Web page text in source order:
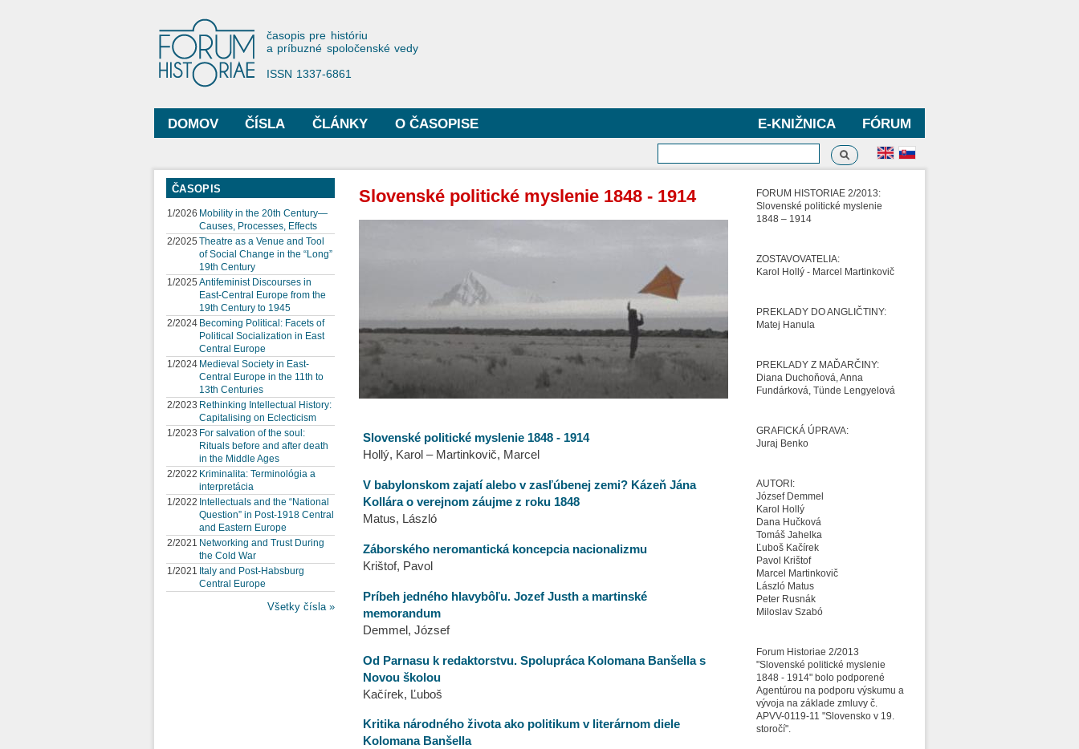
Forum Historiae
časopis pre históriu
a príbuzné spoločenské vedy
ISSN 1337-6861
Hlavné menu
DOMOV ČÍSLA ČLÁNKY FÓRUM
E-KNIŽNICA
O ČASOPISE
Vyhľadávanie
Vyhľadávanie
ČASOPIS
1/2026 Mobility in the 20th Century—
Causes, Processes, Effects
2/2025 Theatre as a Venue and Tool
of Social Change in the “Long”
19th Century
1/2025 Antifeminist Discourses in
East-Central Europe from the
19th Century to 1945
2/2024 Becoming Political: Facets of
Political Socialization in East
Central Europe
1/2024 Medieval Society in East-
Central Europe in the 11th to
13th Centuries
2/2023 Rethinking Intellectual History:
Capitalising on Eclecticism
1/2023 For salvation of the soul:
Rituals before and after death
in the Middle Ages
2/2022 Kriminalita: Terminológia a
interpretácia
1/2022 Intellectuals and the “National
Question” in Post-1918 Central
and Eastern Europe
2/2021 Networking and Trust During
the Cold War
1/2021 Italy and Post-Habsburg
Central Europe
Všetky čísla »
Slovenské politické myslenie 1848 - 1914
Slovenské politické myslenie 1848 - 1914
Hollý, Karol – Martinkovič, Marcel
V babylonskom zajatí alebo v zasľúbenej zemi? Kázeň Jána
Kollára o verejnom záujme z roku 1848
Matus, László
Záborského neromantická koncepcia nacionalizmu
Krištof, Pavol
Príbeh jedného hlavybôľu. Jozef Justh a martinské
memorandum
Demmel, József
Od Parnasu k redaktorstvu. Spolupráca Kolomana Banšella s
Novou školou
Kačírek, Ľuboš
Kritika národného života ako politikum v literárnom diele
Kolomana Banšella
FORUM HISTORIAE 2/2013:
Slovenské politické myslenie
1848 – 1914
ZOSTAVOVATELIA:
Karol Hollý - Marcel Martinkovič
PREKLADY DO ANGLIČTINY:
Matej Hanula
PREKLADY Z MAĎARČINY:
Diana Duchoňová, Anna
Fundárková, Tünde Lengyelová
GRAFICKÁ ÚPRAVA:
Juraj Benko
AUTORI:
József Demmel
Karol Hollý
Dana Hučková
Tomáš Jahelka
Ľuboš Kačírek
Pavol Krištof
Marcel Martinkovič
László Matus
Peter Rusnák
Miloslav Szabó
Forum Historiae 2/2013
"Slovenské politické myslenie
1848 - 1914" bolo podporené
Agentúrou na podporu výskumu a
vývoja na základe zmluvy č.
APVV-0119-11 "Slovensko v 19.
storočí".